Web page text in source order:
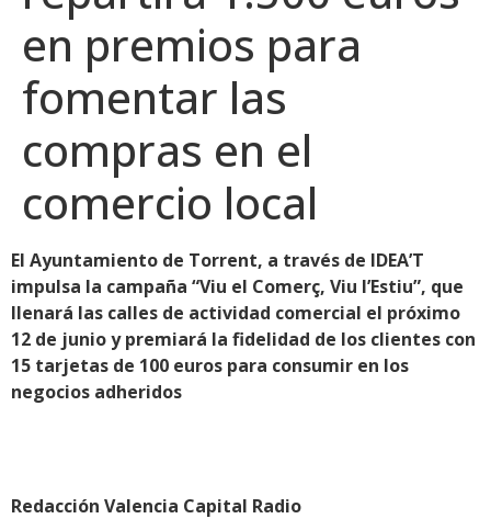
en premios para
fomentar las
compras en el
comercio local
El Ayuntamiento de Torrent, a través de IDEA’T
impulsa la campaña “Viu el Comerç, Viu l’Estiu”, que
llenará las calles de actividad comercial el próximo
12 de junio y premiará la fidelidad de los clientes con
15 tarjetas de 100 euros para consumir en los
negocios adheridos
Redacción Valencia Capital Radio